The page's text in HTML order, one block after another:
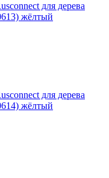
для дерева
жёлтый
для дерева
жёлтый